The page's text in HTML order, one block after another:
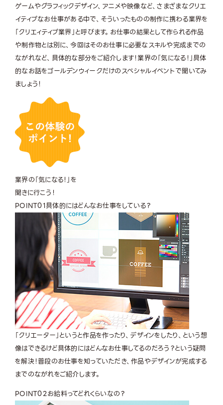
ゲームやグラフィックデザイン、アニメや映像など、さまざまなクリエ
イティブなお仕事がある中で、そういったものの制作に携わる業界を
「クリエィティブ業界」と呼びます。お仕事の結果として作られる作品
や制作物とは別に、今回はそのお仕事に必要なスキルや完成までの
ながれなど、具体的な部分をご紹介します！業界の「気になる！」具体
的なお話をゴールデンウィークだけのスペシャルイベントで聞いてみ
ましょう！
業界の「気になる！」を
聞きに行こう！
POINT01具体的にはどんなお仕事をしている？
「クリエーター」というと作品を作ったり、デザインをしたり、という想
像はできるけど具体的にはどんなお仕事してるのだろう？という疑問
を解決！普段のお仕事を知っていただき、作品やデザインが完成する
までのながれをご紹介します。
POINT02お給料ってどれくらいなの？